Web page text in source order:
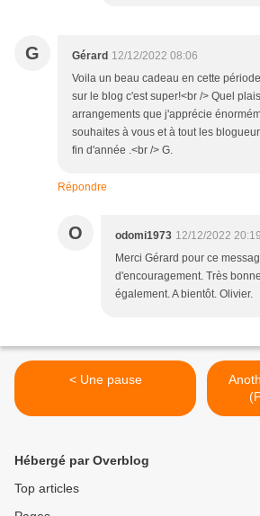
G Gérard 12/12/2022 08:06
Voila un beau cadeau en cette
sur le blog c'est super!<br /> Quel
arrangements que j'apprécie
souhaites à vous et à tout les
fin d'année .<br /> G.
Répondre
O odomi1973 12/12/2022 20:19
Merci Gérard pour ce
d'encouragement. Très
également. A bientôt. Olivier.
< Une pause
Hébergé par Overblog
Top articles